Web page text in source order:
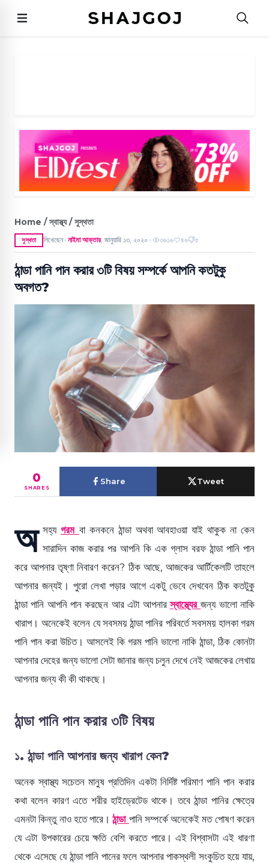
Home / স্বাস্থ্য / সুস্থতা
সুস্থতা লিখেছেন ● নাইমা আক্তার, জানুয়ারি ১৩, ২০২০ ● ৩৬১৬ ৪৬ ৫
ঠান্ডা পানি পান করার ৩টি বিষয় সম্পর্কে আপনি কতটুকু
অবগত?
0
SHARES
Share Tweet
অ সহ্য গরম বা কনকনে ঠান্ডা অথবা আবহাওয়া যাই থাকুক না কেন
সারাদিন কাজ করার পর আপনি কি এক গ্লাস বরফ ঠান্ডা পানি পান
করে আপনার তৃষ্ণা নিবারণ করেন? ঠিক আছে, আজকের আর্টিকেলটি তাহলে
আপনার জন্যই। পুরো লেখা পড়ার আগে একটু ভেবে দেখবেন ঠিক কতটুকু
ঠান্ডা পানি আপনি পান করছেন আর এটা আপনারস্বাস্থ্যের জন্য ভালো নাকি
খারাপ। অনেকেই বলেন যে সবসময় ঠান্ডা পানির পরিবর্তে সবসময় হালকা গরম
পানি পান করা উচিত। আসলেই কি গরম পানি ভালো নাকি ঠান্ডা, ঠিক কোনটা
আপনার দেহের জন্য ভালো সেটা জানার জন্য চলুন দেখে নেই আজকের লেখায়
আপনার জন্য কী কী থাকছে।
ঠান্ডা পানি পান করার ৩টি বিষয়
১. ঠান্ডা পানি আপনার জন্য খারাপ কেন?
অনেক স্বাস্থ্য সচেতন মানুষ প্রতিদিন একটা নির্দিষ্ট পরিমাণ পানি পান করার
কথা বলেন কারণ এতে শরীর হাইড্রেটেড থাকে। তবে ঠান্ডা পানির ক্ষেত্রে
এমনটা কিন্তু নাও হতে পারে।ঠান্ডা পানি সম্পর্কে অনেকেই মত পোষণ করেন
যে এটা উপকারের চেয়ে ক্ষতি বেশি করতে পারে। এই বিশ্বাসটা এই ধারণা
থেকে এসেছে যে ঠান্ডা পানি পানের ফলে আপনার পাকস্থলী সংকুচিত হয়ে যায়,